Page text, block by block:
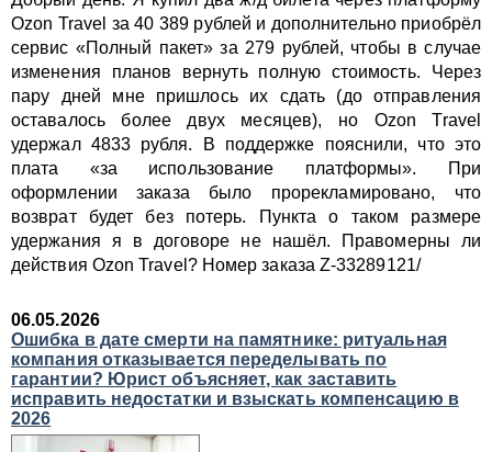
Ozon Travel за 40 389 рублей и дополнительно приобрёл
сервис «Полный пакет» за 279 рублей, чтобы в случае
изменения планов вернуть полную стоимость. Через
пару дней мне пришлось их сдать (до отправления
оставалось более двух месяцев), но Ozon Travel
удержал 4833 рубля. В поддержке пояснили, что это
плата «за использование платформы». При
оформлении заказа было прорекламировано, что
возврат будет без потерь. Пункта о таком размере
удержания я в договоре не нашёл. Правомерны ли
действия Ozon Travel? Номер заказа Z-33289121/
06.05.2026
Ошибка в дате смерти на памятнике: ритуальная
компания отказывается переделывать по
гарантии? Юрист объясняет, как заставить
исправить недостатки и взыскать компенсацию в
2026